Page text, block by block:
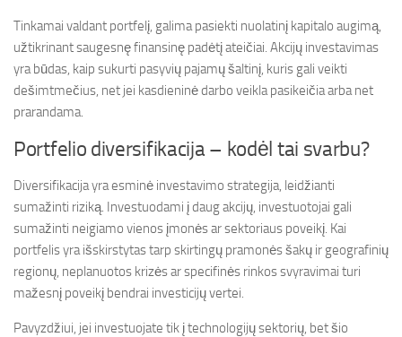
Tinkamai valdant portfelį, galima pasiekti nuolatinį kapitalo augimą,
užtikrinant saugesnę finansinę padėtį ateičiai. Akcijų investavimas
yra būdas, kaip sukurti pasyvių pajamų šaltinį, kuris gali veikti
dešimtmečius, net jei kasdieninė darbo veikla pasikeičia arba net
prarandama.
Portfelio diversifikacija – kodėl tai svarbu?
Diversifikacija yra esminė investavimo strategija, leidžianti
sumažinti riziką. Investuodami į daug akcijų, investuotojai gali
sumažinti neigiamo vienos įmonės ar sektoriaus poveikį. Kai
portfelis yra išskirstytas tarp skirtingų pramonės šakų ir geografinių
regionų, neplanuotos krizės ar specifinės rinkos svyravimai turi
mažesnį poveikį bendrai investicijų vertei.
Pavyzdžiui, jei investuojate tik į technologijų sektorių, bet šio